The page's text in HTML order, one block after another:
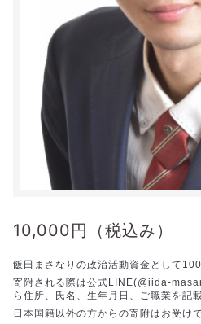
10,000円（税込み）
飯田まさなりの政治活動資金として
寄附される際は公式LINE(@iida-
ら住所、氏名、生年月日、ご職業を記
日本国籍以外の方からの寄附はお受け